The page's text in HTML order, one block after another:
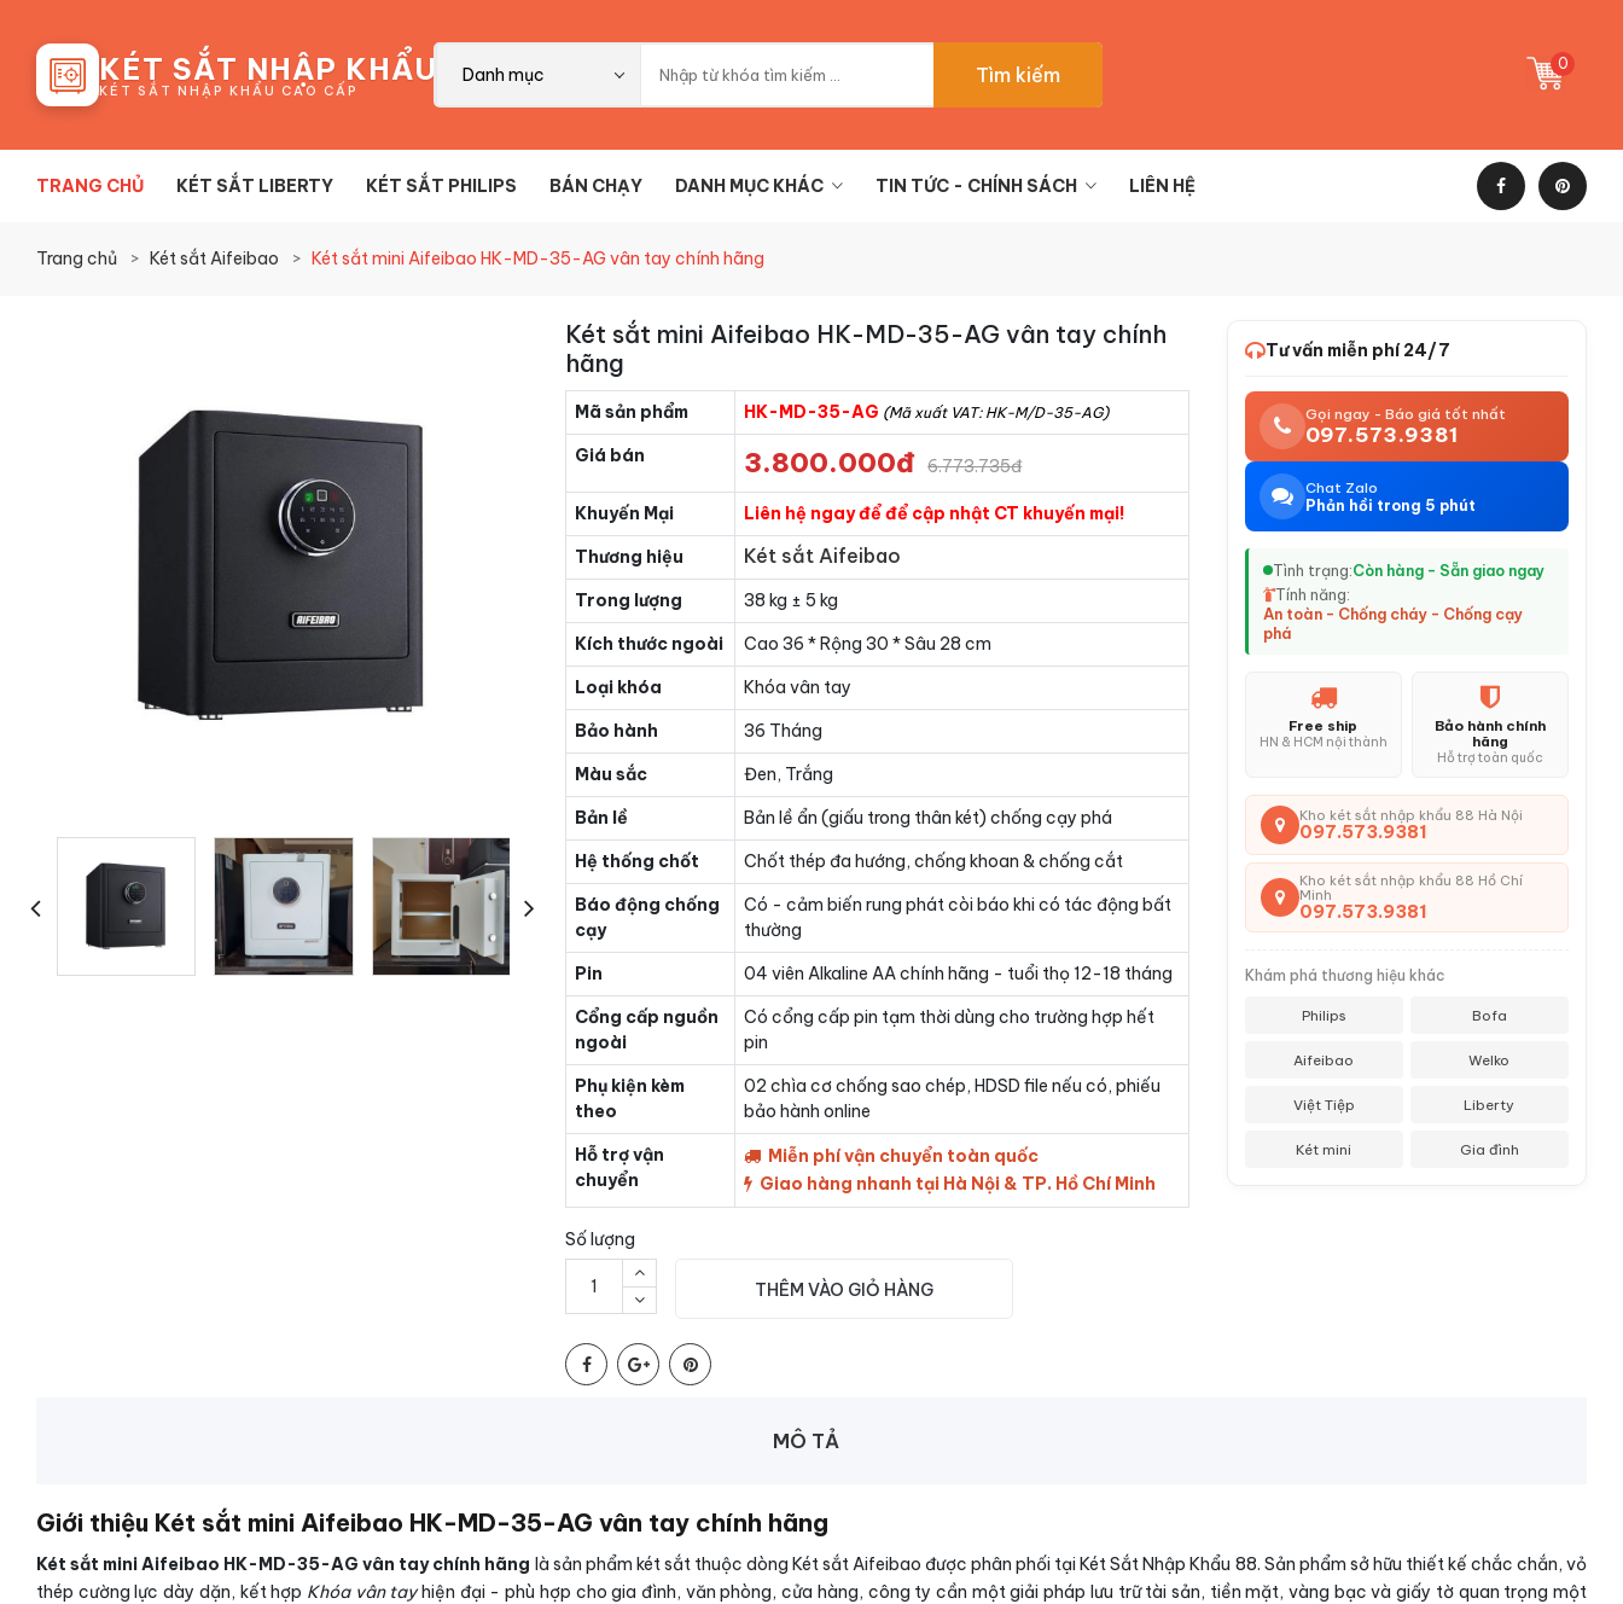
KÉT SẮT NHẬP KHẨU 88
KÉT SẮT NHẬP KHẨU CAO CẤP
0
Danh mục Tìm kiếm
TRANG CHỦ KÉT SẮT LIBERTY KÉT SẮT PHILIPS BÁN CHẠY DANH MỤC KHÁC TIN TỨC - CHÍNH SÁCH LIÊN HỆ
Trang chủ Két sắt Aifeibao Két sắt mini Aifeibao HK-MD-35-AG vân tay chính hãng
Két sắt mini Aifeibao HK-MD-35-AG vân tay chính
hãng
Mã sản phẩm HK-MD-35-AG (Mã xuất VAT: HK-M/D-35-AG)
Giá bán 3.800.000đ 6.773.735đ
Khuyến Mại
Liên hệ ngay để để cập nhật CT khuyến mại!
Thương hiệu
Két sắt Aifeibao
Trong lượng
38 kg ± 5 kg
Kích thước ngoài
Cao 36 * Rộng 30 * Sâu 28 cm
Loại khóa
Khóa vân tay
Bảo hành
36 Tháng
Màu sắc
Đen, Trắng
Bản lề
Bản lề ẩn (giấu trong thân két) chống cạy phá
Hệ thống chốt
Chốt thép đa hướng, chống khoan & chống cắt
Báo động chống
cạy
Có - cảm biến rung phát còi báo khi có tác động bất
thường
Pin
04 viên Alkaline AA chính hãng - tuổi thọ 12-18 tháng
Cổng cấp nguồn
ngoài
Có cổng cấp pin tạm thời dùng cho trường hợp hết
pin
Phụ kiện kèm
theo
02 chìa cơ chống sao chép, HDSD file nếu có, phiếu
bảo hành online
Hỗ trợ vận
chuyển
Miễn phí vận chuyển toàn quốc
Giao hàng nhanh tại Hà Nội & TP. Hồ Chí Minh
Số lượng
THÊM VÀO GIỎ HÀNG
Tư vấn miễn phí 24/7
Gọi ngay - Báo giá tốt nhất
097.573.9381
Chat Zalo
Phản hồi trong 5 phút
Tình trạng:Còn hàng - Sẵn giao ngay
Tính năng:
An toàn - Chống cháy - Chống cạy
phá
Free ship
HN & HCM nội thành
Bảo hành chính
hãng
Hỗ trợ toàn quốc
Kho két sắt nhập khẩu 88 Hà Nội
097.573.9381
Kho két sắt nhập khẩu 88 Hồ Chí
Minh
097.573.9381
Khám phá thương hiệu khác
Philips Bofa
Aifeibao Welko
Việt Tiệp Liberty
Két mini Gia đình
MÔ TẢ
Giới thiệu Két sắt mini Aifeibao HK-MD-35-AG vân tay chính hãng
Két sắt mini Aifeibao HK-MD-35-AG vân tay chính hãng là sản phẩm két sắt thuộc dòng Két sắt Aifeibao được phân phối tại Két Sắt Nhập Khẩu 88. Sản phẩm sở hữu thiết kế chắc chắn, vỏ
thép cường lực dày dặn, kết hợp Khóa vân tayhiện đại - phù hợp cho gia đình, văn phòng, cửa hàng, công ty cần một giải pháp lưu trữ tài sản, tiền mặt, vàng bạc và giấy tờ quan trọng một